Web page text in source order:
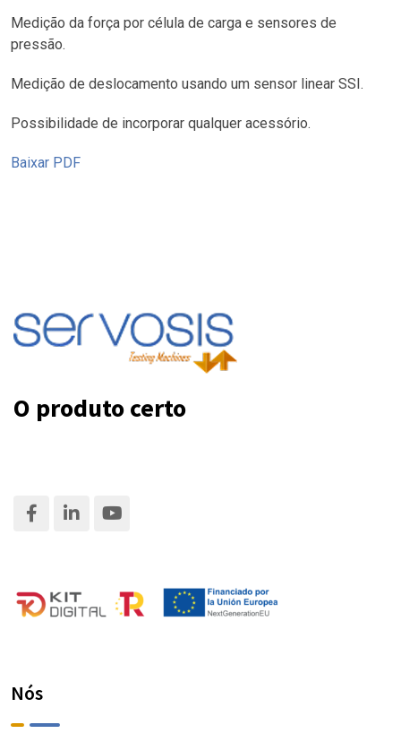
Medição da força por célula de carga e sensores de
pressão.
Medição de deslocamento usando um sensor linear SSI.
Possibilidade de incorporar qualquer acessório.
Baixar PDF
O produto certo
Nós